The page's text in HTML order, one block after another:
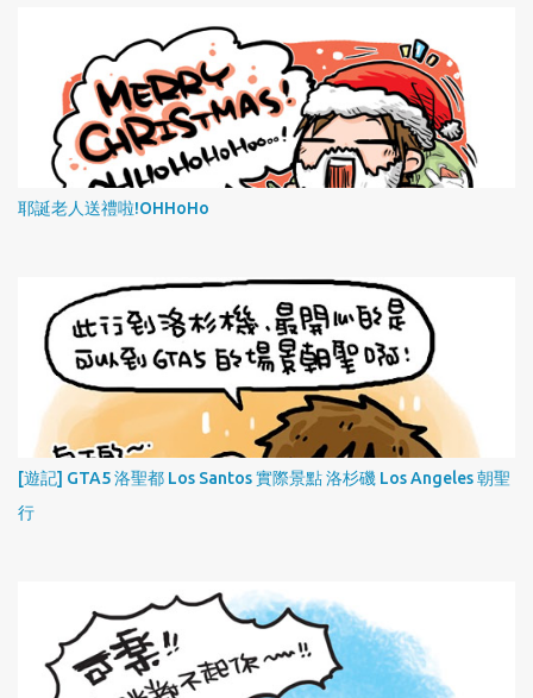
耶誕老人送禮啦!OHHoHo
[遊記] GTA5 洛聖都 Los Santos 實際景點 洛杉磯 Los Angeles 朝聖
行